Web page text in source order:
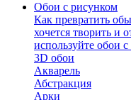
Обои с рисунком
Как превратить
хочется творить и
используйте обои
3D обои
Акварель
Абстракция
Арки